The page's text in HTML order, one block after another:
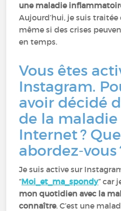
une maladie
Aujourd’hui, je suis
même si des crises
en temps.
Vous êtes
Instagram.
avoir décidé
de la maladie
Internet ?
abordez-vous
Je suis active sur
“Moi_et_ma_spondy” car
mon quotidien avec la
connaître. C’est une